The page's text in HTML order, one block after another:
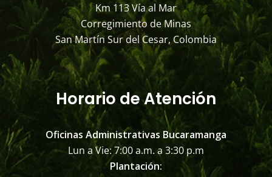
Km 113 Vía al Mar
Corregimiento de Minas
San Martín Sur del Cesar, Colombia
Horario de Atención
Oficinas Administrativas Bucaramanga
Lun a Vie: 7:00 a.m. a 3:30 p.m
Plantación: